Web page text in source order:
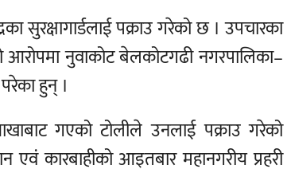
सुरक्षागार्डलाई पक्राउ गरेको छ । उपचारका
नुवाकोट बेलकोटगढी नगरपालिका–
हुन् ।
गएको टोलीले उनलाई पक्राउ गरेको
कारबाहीको आइतबार महानगरीय प्रहरी